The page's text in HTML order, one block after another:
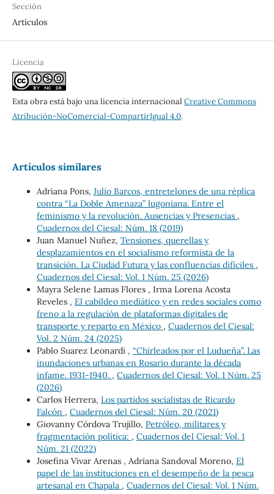
Sección
Artículos
Licencia
Esta obra está bajo una licencia internacional Creative Commons
Atribución-NoComercial-CompartirIgual 4.0.
Artículos similares
Adriana Pons, Julio Barcos, entretelones de una réplica
contra “La Doble Amenaza” lugoniana. Entre el
feminismo y la revolución. Ausencias y Presencias ,
Cuadernos del Ciesal: Núm. 18 (2019)
Juan Manuel Nuñez, Tensiones, querellas y
desplazamientos en el socialismo reformista de la
transición. La Ciudad Futura y las confluencias difíciles ,
Cuadernos del Ciesal: Vol. 1 Núm. 25 (2026)
Mayra Selene Lamas Flores , Irma Lorena Acosta
Reveles , El cabildeo mediático y en redes sociales como
freno a la regulación de plataformas digitales de
transporte y reparto en México , Cuadernos del Ciesal:
Vol. 2 Núm. 24 (2025)
Pablo Suarez Leonardi , “Chirleados por el Ludueña”. Las
inundaciones urbanas en Rosario durante la década
infame. 1931-1940. , Cuadernos del Ciesal: Vol. 1 Núm. 25
(2026)
Carlos Herrera, Los partidos socialistas de Ricardo
Falcón , Cuadernos del Ciesal: Núm. 20 (2021)
Giovanny Córdova Trujillo, Petróleo, militares y
fragmentación política: , Cuadernos del Ciesal: Vol. 1
Núm. 21 (2022)
Josefina Vivar Arenas , Adriana Sandoval Moreno, El
papel de las instituciones en el desempeño de la pesca
artesanal en Chapala , Cuadernos del Ciesal: Vol. 1 Núm.